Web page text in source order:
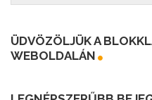
ÜDVÖZÖLJÜK A
WEBOLDALÁN